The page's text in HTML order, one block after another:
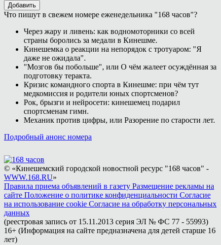
Добавить
Что пишут в свежем номере еженедельника "168 часов"?
Через жару и ливень: как водномоторники со всей
страны боролись за медали в Кинешме.
Кинешемка о реакции на непорядок с тротуаром: "Я
даже не ожидала".
"Мозгов бы побольше", или О чём жалеет осуждённая за
подготовку теракта.
Кризис командного спорта в Кинешме: при чём тут
медкомиссия и родители юных спортсменов?
Рок, брызги и нейросети: кинешемец подарил
спортсменам гимн.
Механик против цифры, или Разорение по старости лет.
Подробный анонс номера
© «Кинешемский городской новостной ресурс "168 часов" -
WWW.168.RU»
Правила приема объявлений в газету Размещение рекламы на
сайте Положение о политике конфиденциальности Согласие
на использование cookie Согласие на обработку персональных
данных
(реестровая запись от 15.11.2013 серия ЭЛ № ФС 77 - 55993)
16+ (Информация на сайте предназначена для детей старше 16
лет)